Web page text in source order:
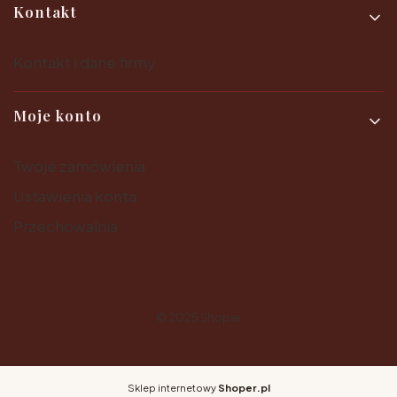
Kontakt
Moje konto
Sklep internetowy Shoper.pl